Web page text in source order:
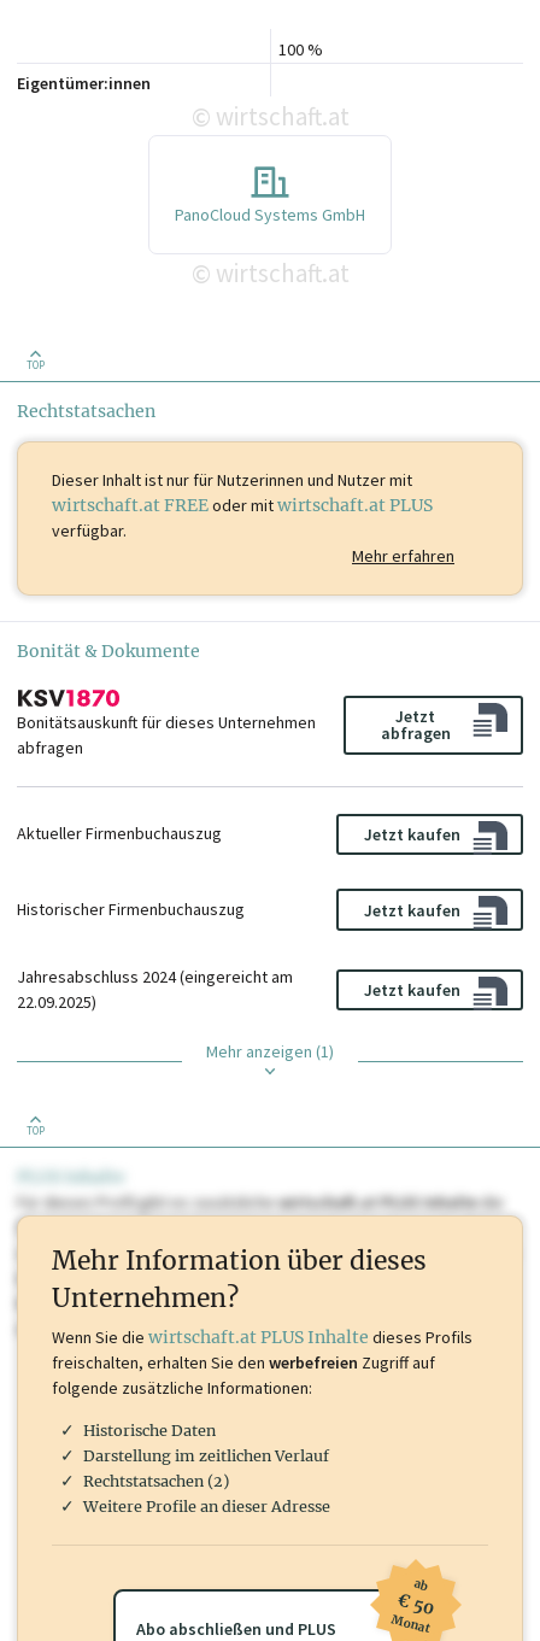
100 %
Eigentümer:innen
© wirtschaft.at
PanoCloud Systems GmbH
© wirtschaft.at
TOP
Rechtstatsachen
Dieser Inhalt istnur für Nutzerinnen und Nutzer mit
wirtschaft.at FREEoder mitwirtschaft.at PLUS
verfügbar.
Mehr erfahren
Bonität & Dokumente
Bonitätsauskunft für dieses Unternehmen
abfragen
Jetzt
abfragen
Aktueller Firmenbuchauszug Jetzt kaufen
Historischer Firmenbuchauszug Jetzt kaufen
Jahresabschluss 2024 (eingereicht am
22.09.2025)
Jetzt kaufen
Mehr anzeigen (1)
TOP
PLUS Inhalte
Für dieses Profil gibt es zusätzlichewirtschaft.at PLUS Inhaltedie
Sie momentan nicht einsehen können. Schalten Sie dieses Profil frei
oder loggen Sie sich ein um diese Inhalte zu sehen. wirtschaft.at PLUS
Marken, Patente, Rechtstatsachen, OTS-Aussendungen, und viele
mehr.
Mehr Information über dieses
Unternehmen?
Wenn Sie die wirtschaft.at PLUS Inhalte dieses Profils
freischalten, erhalten Sie den werbefreien Zugriff auf
folgende zusätzliche Informationen:
Historische Daten
Darstellung im zeitlichen Verlauf
Rechtstatsachen (2)
Weitere Profile an dieser Adresse
Abo abschließen und PLUS
ab
€ 50
Monat